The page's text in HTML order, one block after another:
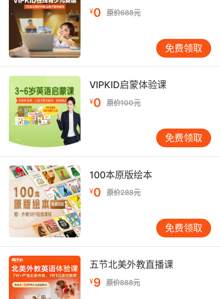
8. russ would be the idiot with flowers on his
arm.
小罗会是那个捧着花的笨蛋
Russ 你要跟法警走了
10. russ, you don't step down to run a union.
罗素 下台是管不了工会的
¥0 原价688元
免费领取
VIPKID启蒙体验课
¥0 原价100元
免费领取
100本原版绘本
¥0 原价288元
免费领取
五节北美外教直播课
¥9 原价888元